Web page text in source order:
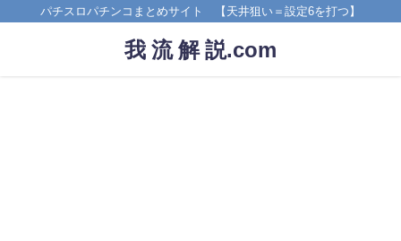
パチスロパチンコまとめサイト 【天井狙い＝設定6を打つ】
我 流 解 説.com